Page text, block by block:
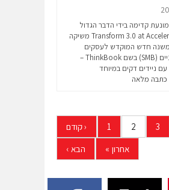
מונעת קדימה בידי הדבר הגדול
הבא, וב-Transform 3.0 at Accelerate משיקה
משנה חדש המוקדש לעסקים
קטנים ובינוניים (SMB) בשם ThinkBook –
ניידים דקים במיוחד
כתבה מלאה
‹קודם 1 2 3
הבא › אחרון »